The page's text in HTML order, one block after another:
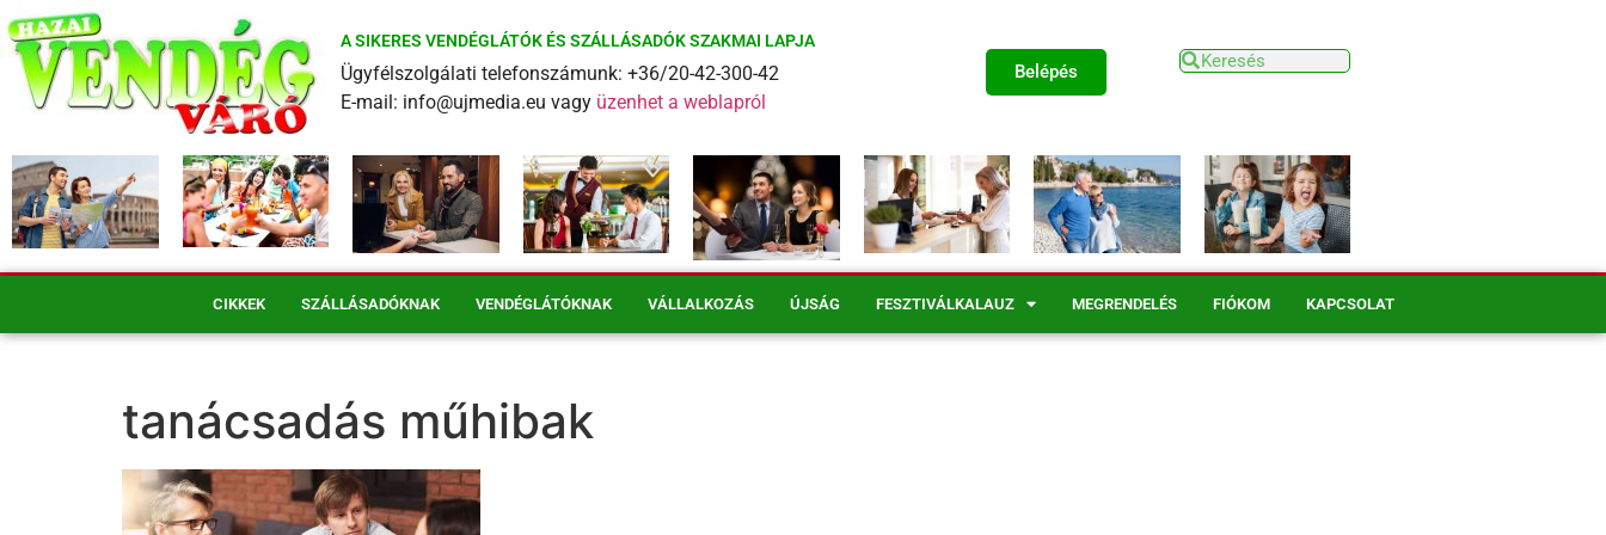
A SIKERES VENDÉGLÁTÓK ÉS SZÁLLÁSADÓK SZAKMAI LAPJA
Ügyfélszolgálati telefonszámunk: +36/20-42-300-42
E-mail: info@ujmedia.eu vagy üzenhet a weblapról
Belépés
CIKKEK SZÁLLÁSADÓKNAK VENDÉGLÁTÓKNAK VÁLLALKOZÁS ÚJSÁG FESZTIVÁLKALAUZ MEGRENDELÉS FIÓKOM KAPCSOLAT
tanácsadás műhibak